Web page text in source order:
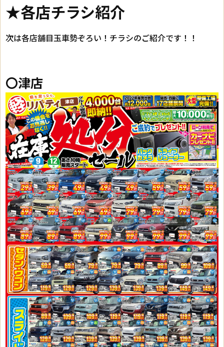
★各店チラシ紹介
次は各店舗目玉車勢ぞろい！チラシのご紹介です！！
〇津店